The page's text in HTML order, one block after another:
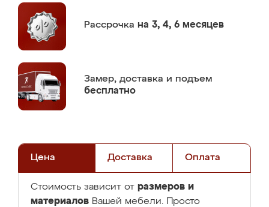
Рассрочка на 3, 4, 6 месяцев
Замер, доставка и подъем
бесплатно
Цена Доставка Оплата
Стоимость зависит от размеров и
материалов Вашей мебели. Просто